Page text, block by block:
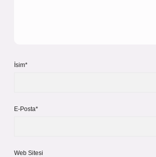
İsim*
E-Posta*
Web Sitesi